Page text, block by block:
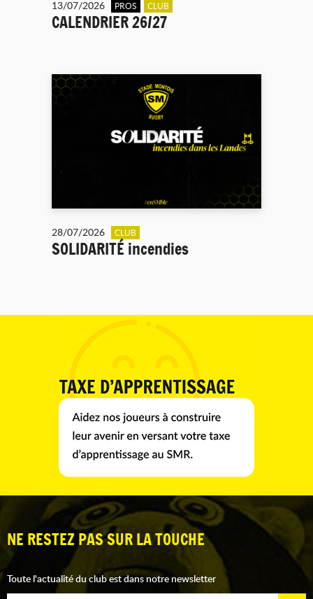
13/07/2026 PROS CLUB
CALENDRIER 26/27
28/07/2026 CLUB
SOLIDARITÉ incendies
NE RESTEZ PAS SUR LA TOUCHE
Toute l'actualité du club est dans notre newsletter